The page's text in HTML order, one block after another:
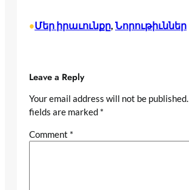
•Մեր իրաւունքը, Նորութիւններ
Leave a Reply
Your email address will not be published.
fields are marked *
Comment *